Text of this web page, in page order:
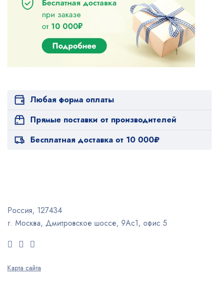
Любая форма оплаты
Прямые поставки от производителей
Бесплатная доставка от 10 000₽
Россия, 127434
г. Москва, Дмитровское шоссе, 9Ас1, офис 5
Карта сайта